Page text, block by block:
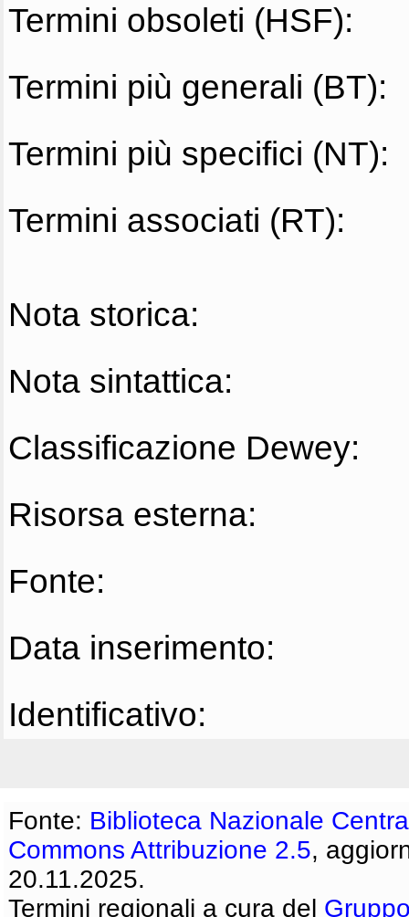
Termini obsoleti (HSF):
Termini più generali (BT):
Termini più specifici (NT):
Termini associati (RT):
Nota storica:
Nota sintattica:
Classificazione Dewey:
Risorsa esterna:
Fonte:
Data inserimento:
Identificativo:
Fonte: Biblioteca Nazionale
Commons Attribuzione 2.5,
20.11.2025.
Termini regionali a cura del